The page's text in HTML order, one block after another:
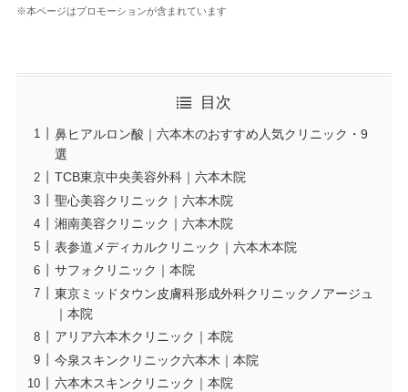
※本ページはプロモーションが含まれています
目次
鼻ヒアルロン酸｜六本木のおすすめ人気クリニック・9
選
TCB東京中央美容外科｜六本木院
聖心美容クリニック｜六本木院
湘南美容クリニック｜六本木院
表参道メディカルクリニック｜六本木本院
サフォクリニック｜本院
東京ミッドタウン皮膚科形成外科クリニックノアージュ
｜本院
アリア六本木クリニック｜本院
今泉スキンクリニック六本木｜本院
六本木スキンクリニック｜本院